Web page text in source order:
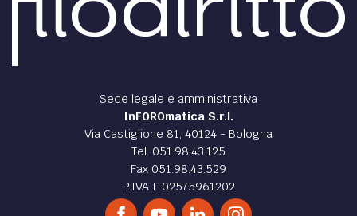
Sede legale e amministrativa
InFOROmatica S.r.l.
Via Castiglione 81, 40124 - Bologna
Tel. 051.98.43.125
Fax 051.98.43.529
P.IVA IT02575961202